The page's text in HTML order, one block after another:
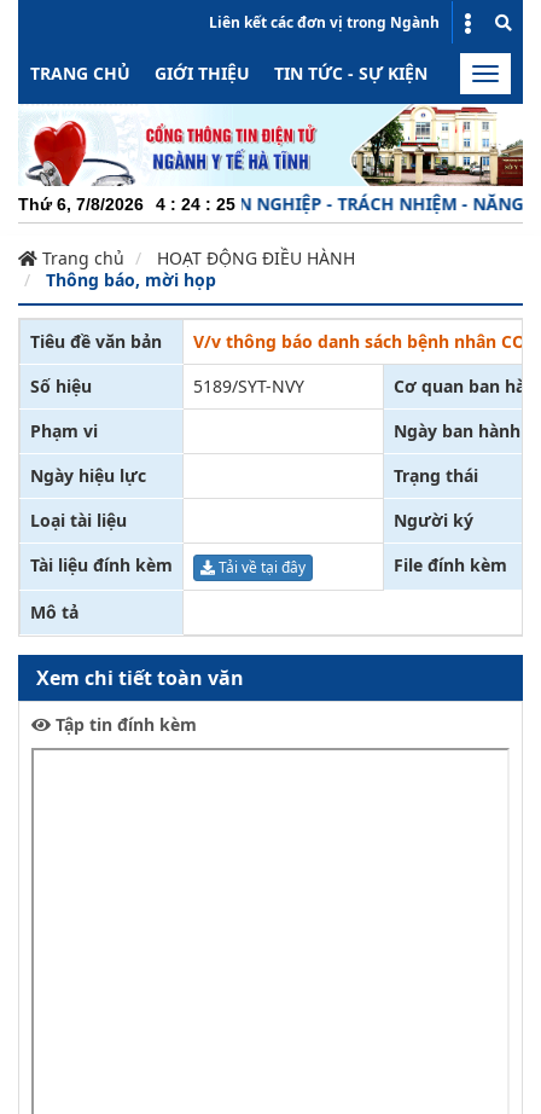
Liên kết các đơn vị trong Ngành
TRANG CHỦ GIỚI THIỆU TIN TỨC - SỰ KIỆN HOẠT
Toggle
Thứ 6, 7/8/2026 4 : 24 : 25
CHUYÊN NGHIỆP - TRÁCH NHIỆM - NĂNG
Trang chủ
HOẠT ĐỘNG ĐIỀU HÀNH
Thông báo, mời họp
Tiêu đề văn bản
V/v thông báo danh sách bệnh nhân
Số hiệu
5189/SYT-NVY
Cơ quan ban
Phạm vi
Ngày ban hành
Ngày hiệu lực
Trạng thái
Loại tài liệu
Người ký
Tài liệu đính kèm
Tải về tại đây File đính kèm
Mô tả
Xem chi tiết toàn văn
Tập tin đính kèm